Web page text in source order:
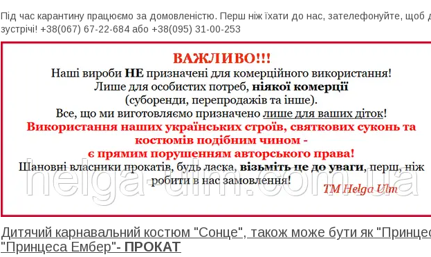
Під час карантину працюємо за домовленістю. Перш ніж їхати до нас, зателефонуйте, щоб
зустрічі! +38(067) 67-22-684 або +38(095) 31-00-253
Дитячий карнавальний костюм "Сонце", також може бути як
"Принцеса Ембер"- ПРОКАТ